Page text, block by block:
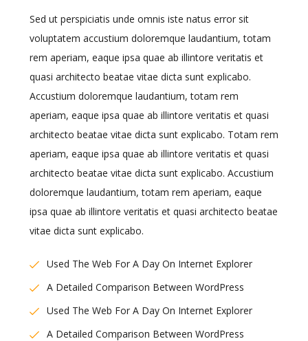
Sed ut perspiciatis unde omnis iste natus error sit
voluptatem accustium doloremque laudantium, totam
rem aperiam, eaque ipsa quae ab illintore veritatis et
quasi architecto beatae vitae dicta sunt explicabo.
Accustium doloremque laudantium, totam rem
aperiam, eaque ipsa quae ab illintore veritatis et quasi
architecto beatae vitae dicta sunt explicabo. Totam rem
aperiam, eaque ipsa quae ab illintore veritatis et quasi
architecto beatae vitae dicta sunt explicabo. Accustium
doloremque laudantium, totam rem aperiam, eaque
ipsa quae ab illintore veritatis et quasi architecto beatae
vitae dicta sunt explicabo.
Used The Web For A Day On Internet Explorer
A Detailed Comparison Between WordPress
Used The Web For A Day On Internet Explorer
A Detailed Comparison Between WordPress